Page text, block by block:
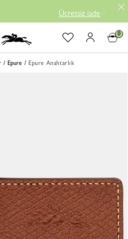
Ücretsiz iade- Yeni Gelen
0
Epure Epure Anahtarlık